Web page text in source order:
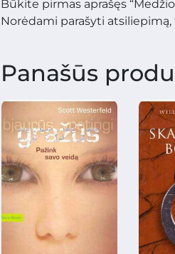
Būkite pirmas aprašęs
Norėdami parašyti
Panašūs